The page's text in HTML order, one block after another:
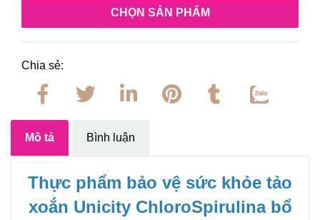
CHỌN SẢN PHẨM
Chia sẻ:
Mô tả Bình luận
Thực phẩm bảo vệ sức khỏe tảo
xoắn Unicity ChloroSpirulina bổ